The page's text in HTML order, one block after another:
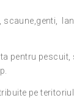
pentru
pe teritoriul